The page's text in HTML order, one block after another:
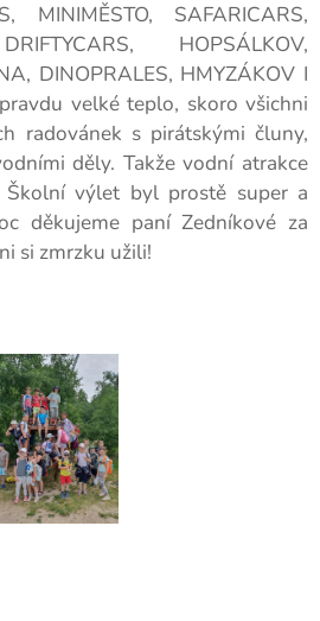
MINIMĚSTO, SAFARICARS,
HOPSÁLKOV,
DINOPRALES, HMYZÁKOV I
velké teplo, skoro všichni
radovánek s pirátskými čluny,
děly. Takže vodní atrakce
Školní výlet byl prostě super a
děkujeme paní Zedníkové za
si zmrzku užili!